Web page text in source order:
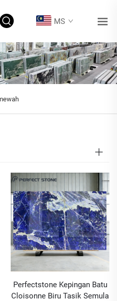
MS
Perfectstone Kepingan Batu
Cloisonne Biru Tasik Semula